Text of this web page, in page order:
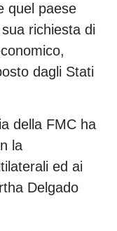
quel paese
richiesta di
dagli Stati
della FMC ha
la
ed ai
Delgado